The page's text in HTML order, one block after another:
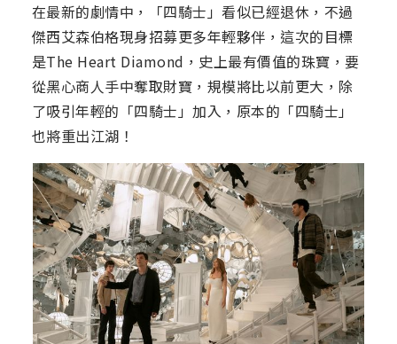
在最新的劇情中，「四騎士」看似已經退休，不過
傑西艾森伯格現身招募更多年輕夥伴，這次的目標
是The Heart Diamond，史上最有價值的珠寶，要
從黑心商人手中奪取財寶，規模將比以前更大，除
了吸引年輕的「四騎士」加入，原本的「四騎士」
也將重出江湖！